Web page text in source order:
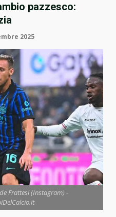
pazzesco:
2025
Frattesi (Instagram) -